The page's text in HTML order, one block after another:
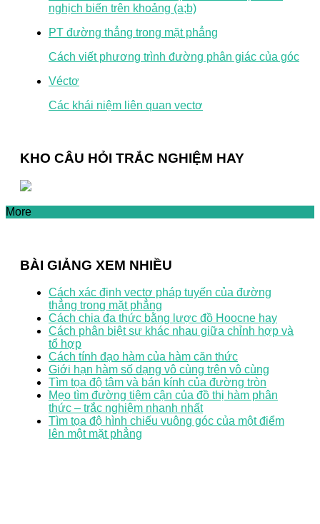
nghịch biến trên khoảng (a;b)
PT đường thẳng trong mặt phẳng
Cách viết phương trình đường phân giác của góc
Véctơ
Các khái niệm liên quan vectơ
KHO CÂU HỎI TRẮC NGHIỆM HAY
More
BÀI GIẢNG XEM NHIỀU
Cách xác định vectơ pháp tuyến của đường
thẳng trong mặt phẳng
Cách chia đa thức bằng lược đồ Hoocne hay
Cách phân biệt sự khác nhau giữa chỉnh hợp và
tổ hợp
Cách tính đạo hàm của hàm căn thức
Giới hạn hàm số dạng vô cùng trên vô cùng
Tìm tọa độ tâm và bán kính của đường tròn
Mẹo tìm đường tiệm cận của đồ thị hàm phân
thức – trắc nghiệm nhanh nhất
Tìm tọa độ hình chiếu vuông góc của một điểm
lên một mặt phẳng